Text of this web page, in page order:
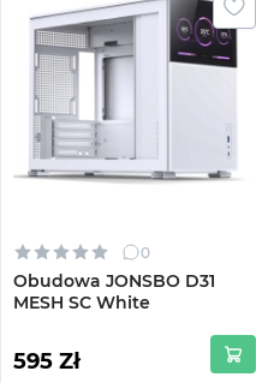
0
Obudowa JONSBO D31
MESH SC White
595 Zł